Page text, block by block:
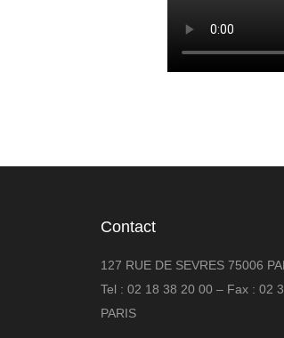
Contact
127 RUE DE SEVRES 75006
Tel : 02 18 38 20 00 – Fax : 02
PARIS